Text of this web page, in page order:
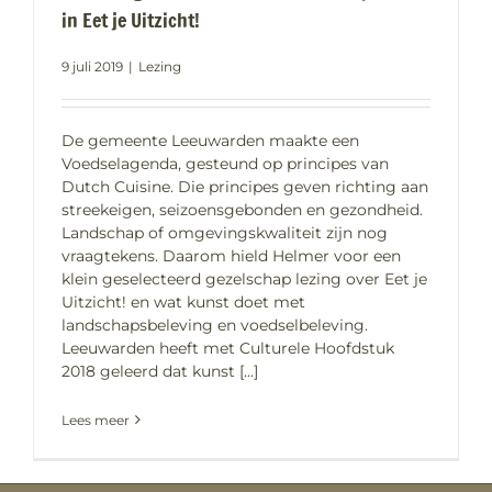
in Eet je Uitzicht!
9 juli 2019 | Lezing
De gemeente Leeuwarden maakte een
Voedselagenda, gesteund op principes van
Dutch Cuisine. Die principes geven richting aan
streekeigen, seizoensgebonden en gezondheid.
Landschap of omgevingskwaliteit zijn nog
vraagtekens. Daarom hield Helmer voor een
klein geselecteerd gezelschap lezing over Eet je
Uitzicht! en wat kunst doet met
landschapsbeleving en voedselbeleving.
Leeuwarden heeft met Culturele Hoofdstuk
2018 geleerd dat kunst [...]
Lees meer